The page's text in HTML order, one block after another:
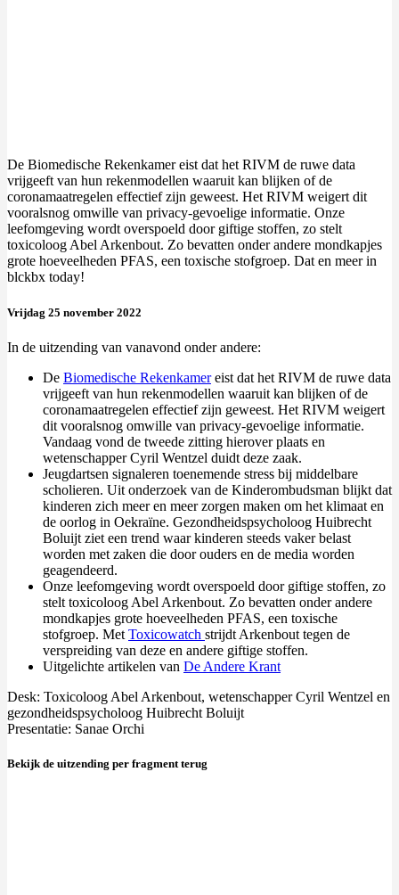
De Biomedische Rekenkamer eist dat het RIVM de ruwe data
vrijgeeft van hun rekenmodellen waaruit kan blijken of de
coronamaatregelen effectief zijn geweest. Het RIVM weigert dit
vooralsnog omwille van privacy-gevoelige informatie. Onze
leefomgeving wordt overspoeld door giftige stoffen, zo stelt
toxicoloog Abel Arkenbout. Zo bevatten onder andere mondkapjes
grote hoeveelheden PFAS, een toxische stofgroep. Dat en meer in
blckbx today!
Vrijdag 25 november 2022
In de uitzending van vanavond onder andere:
De Biomedische Rekenkamereist dat het RIVM de ruwe data
vrijgeeft van hun rekenmodellen waaruit kan blijken of de
coronamaatregelen effectief zijn geweest. Het RIVM weigert
dit vooralsnog omwille van privacy-gevoelige informatie.
Vandaag vond de tweede zitting hierover plaats en
wetenschapper Cyril Wentzel duidt deze zaak.
Jeugdartsen signaleren toenemende stress bij middelbare
scholieren. Uit onderzoek van de Kinderombudsman blijkt dat
kinderen zich meer en meer zorgen maken om het klimaat en
de oorlog in Oekraïne. Gezondheidspsycholoog Huibrecht
Boluijt ziet een trend waar kinderen steeds vaker belast
worden met zaken die door ouders en de media worden
geagendeerd.
Onze leefomgeving wordt overspoeld door giftige stoffen, zo
stelt toxicoloog Abel Arkenbout. Zo bevatten onder andere
mondkapjes grote hoeveelheden PFAS, een toxische
stofgroep. Met Toxicowatch strijdt Arkenbout tegen de
verspreiding van deze en andere giftige stoffen.
Uitgelichte artikelen van De Andere Krant
Desk: Toxicoloog Abel Arkenbout, wetenschapper Cyril Wentzel en
gezondheidspsycholoog Huibrecht Boluijt
Presentatie: Sanae Orchi
Bekijk de uitzending per fragment terug